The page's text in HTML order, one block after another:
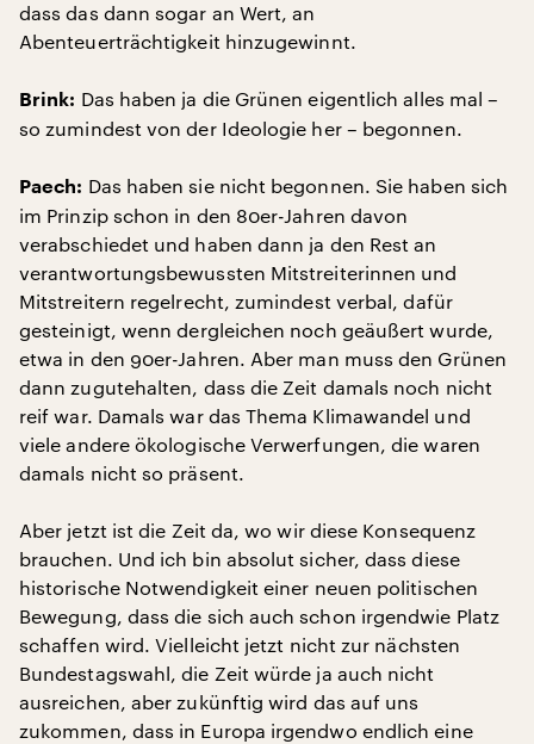
dass das dann sogar an Wert, an
Abenteuerträchtigkeit hinzugewinnt.
Brink: Das haben ja die Grünen eigentlich alles mal –
so zumindest von der Ideologie her – begonnen.
Paech: Das haben sie nicht begonnen. Sie haben sich
im Prinzip schon in den 80er-Jahren davon
verabschiedet und haben dann ja den Rest an
verantwortungsbewussten Mitstreiterinnen und
Mitstreitern regelrecht, zumindest verbal, dafür
gesteinigt, wenn dergleichen noch geäußert wurde,
etwa in den 90er-Jahren. Aber man muss den Grünen
dann zugutehalten, dass die Zeit damals noch nicht
reif war. Damals war das Thema Klimawandel und
viele andere ökologische Verwerfungen, die waren
damals nicht so präsent.
Aber jetzt ist die Zeit da, wo wir diese Konsequenz
brauchen. Und ich bin absolut sicher, dass diese
historische Notwendigkeit einer neuen politischen
Bewegung, dass die sich auch schon irgendwie Platz
schaffen wird. Vielleicht jetzt nicht zur nächsten
Bundestagswahl, die Zeit würde ja auch nicht
ausreichen, aber zukünftig wird das auf uns
zukommen, dass in Europa irgendwo endlich eine